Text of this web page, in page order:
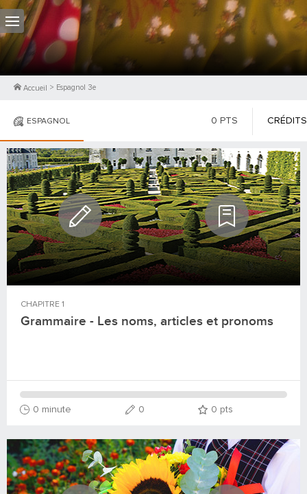
Accueil > Espagnol 3e
ESPAGNOL 0 PTS CRÉDITS
PHOTOS
CHAPITRE 1
Grammaire - Les noms, articles et pronoms
0 minute 0 0 pts